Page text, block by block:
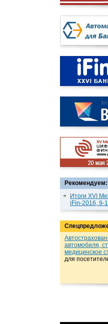
Рекомендуем:
Итоги XVI
iFin-2016, 9-
автомобиля,
медицинское
для